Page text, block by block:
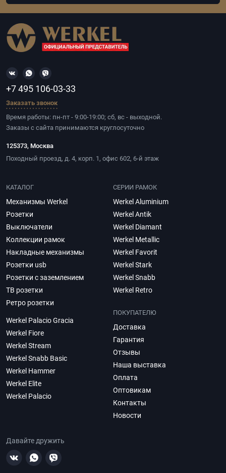
+7 495 106-03-33
Заказать звонок
Время работы: пн-пт - 9:00-19:00; сб, вс - выходной.
Заказы с сайта принимаются круглосуточно
125373, Москва
Походный проезд, д. 4, корп. 1, офис 602, 6-й этаж
КАТАЛОГ
Механизмы Werkel
Розетки
Выключатели
Коллекции рамок
Накладные механизмы
Розетки usb
Розетки с заземлением
ТВ розетки
Ретро розетки
СЕРИИ РАМОК
Werkel Aluminium
Werkel Antik
Werkel Diamant
Werkel Metallic
Werkel Favorit
Werkel Stark
Werkel Snabb
Werkel Retro
Werkel Palacio Gracia
Werkel Fiore
Werkel Stream
Werkel Snabb Basic
Werkel Hammer
Werkel Elite
Werkel Palacio
ПОКУПАТЕЛЮ
Доставка
Гарантия
Отзывы
Наша выставка
Оплата
Оптовикам
Контакты
Новости
Давайте дружить